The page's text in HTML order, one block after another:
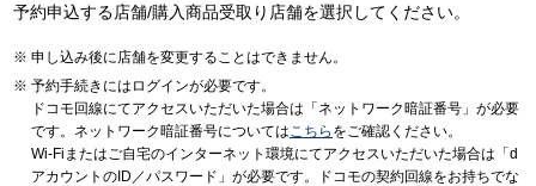
予約申込する店舗/購入商品受取り店舗を選択してください。
申し込み後に店舗を変更することはできません。
予約手続きにはログインが必要です。
ドコモ回線にてアクセスいただいた場合は「ネットワーク暗証番号」が必要
です。ネットワーク暗証番号についてはこちら をご確認ください。
Wi-Fiまたはご自宅のインターネット環境にてアクセスいただいた場合は「d
アカウントのID／パスワード」が必要です。ドコモの契約回線をお持ちでな